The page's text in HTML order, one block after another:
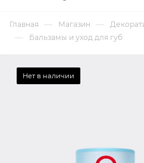
Главная — Магазин —
— Бальзамы и уход для губ
Нет в наличии